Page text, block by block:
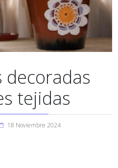
decoradas
tejidas
18 Noviembre 2024